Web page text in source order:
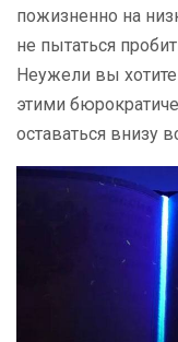
пожизненно на
не пытаться
Неужели вы
этими
оставаться внизу